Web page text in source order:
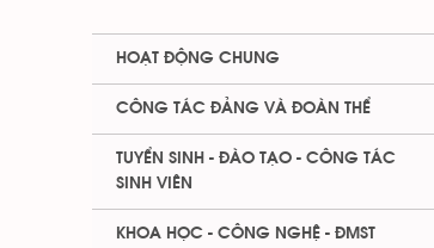
HOẠT ĐỘNG CHUNG
CÔNG TÁC ĐẢNG VÀ ĐOÀN THỂ
TUYỂN SINH - ĐÀO TẠO - CÔNG TÁC
SINH VIÊN
KHOA HỌC - CÔNG NGHỆ - ĐMST